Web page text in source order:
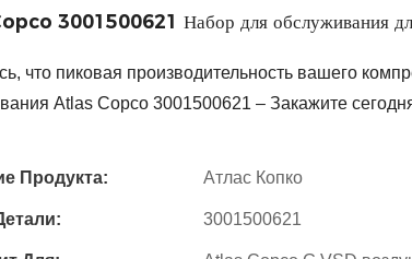
3001500621 Набор для обслуживания
что пиковая производительность вашего
Atlas Copco 3001500621 – Закажите
Продукта: Атлас Копко
3001500621